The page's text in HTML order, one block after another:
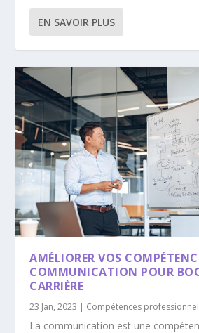
EN SAVOIR PLUS
AMÉLIORER VOS
COMMUNICATION POUR
CARRIÈRE
23 Jan, 2023 | Compétences
La communication est une